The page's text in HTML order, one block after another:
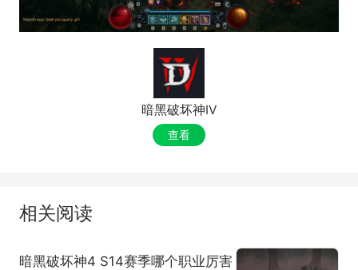
暗黑破坏神IV
查看
相关阅读
暗黑破坏神4 S14赛季哪个职业厉害